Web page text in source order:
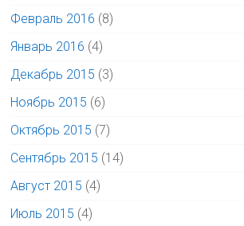
Февраль 2016 (8)
Январь 2016 (4)
Декабрь 2015 (3)
Ноябрь 2015 (6)
Октябрь 2015 (7)
Сентябрь 2015 (14)
Август 2015 (4)
Июль 2015 (4)